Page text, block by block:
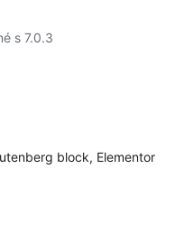
s 7.0.3
block, Elementor